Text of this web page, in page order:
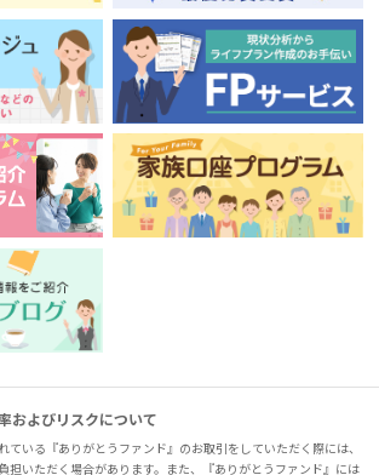
およびリスクについて
ている『ありがとうファンド』のお取引をしていただく際には、
担いただく場合があります。また、『ありがとうファンド』には